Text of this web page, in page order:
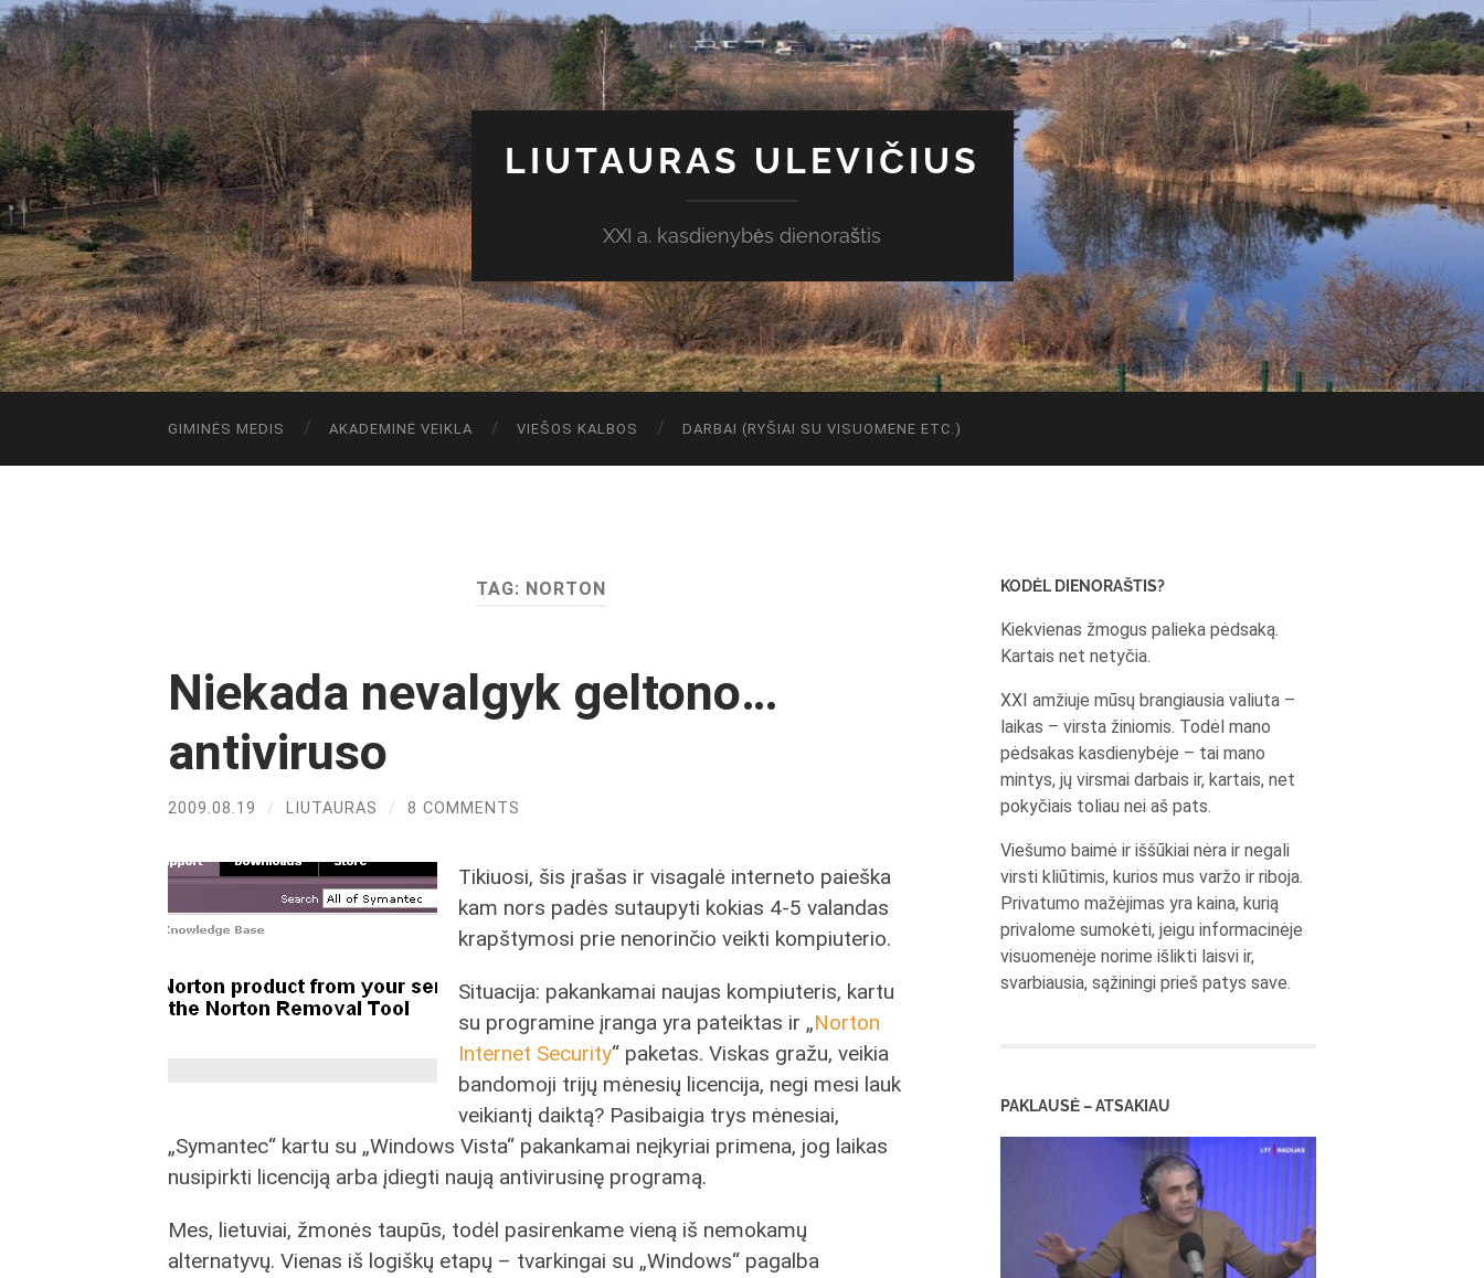
LIUTAURAS ULEVIČIUS
XXI a. kasdienybės dienoraštis
GIMINĖS MEDIS AKADEMINĖ VEIKLA VIEŠOS KALBOS DARBAI (RYŠIAI SU VISUOMENE ETC.)
TAG: NORTON
Niekada nevalgyk geltono…
antiviruso
2009.08.19 / LIUTAURAS / 8 COMMENTS
Tikiuosi, šis įrašas ir visagalė interneto paieška
kam nors padės sutaupyti kokias 4-5 valandas
krapštymosi prie nenorinčio veikti kompiuterio.
Situacija: pakankamai naujas kompiuteris, kartu
su programine įranga yra pateiktas ir „Norton
Internet Security“ paketas. Viskas gražu, veikia
bandomoji trijų mėnesių licencija, negi mesi lauk
veikiantį daiktą? Pasibaigia trys mėnesiai,
„Symantec“ kartu su „Windows Vista“ pakankamai neįkyriai primena, jog laikas
nusipirkti licenciją arba įdiegti naują antivirusinę programą.
Mes, lietuviai, žmonės taupūs, todėl pasirenkame vieną iš nemokamų
alternatyvų. Vienas iš logiškų etapų – tvarkingai su „Windows“ pagalba
KODĖL DIENORAŠTIS?
Kiekvienas žmogus palieka pėdsaką.
Kartais net netyčia.
XXI amžiuje mūsų brangiausia valiuta –
laikas – virsta žiniomis. Todėl mano
pėdsakas kasdienybėje – tai mano
mintys, jų virsmai darbais ir, kartais, net
pokyčiais toliau nei aš pats.
Viešumo baimė ir iššūkiai nėra ir negali
virsti kliūtimis, kurios mus varžo ir riboja.
Privatumo mažėjimas yra kaina, kurią
privalome sumokėti, jeigu informacinėje
visuomenėje norime išlikti laisvi ir,
svarbiausia, sąžiningi prieš patys save.
PAKLAUSĖ – ATSAKIAU